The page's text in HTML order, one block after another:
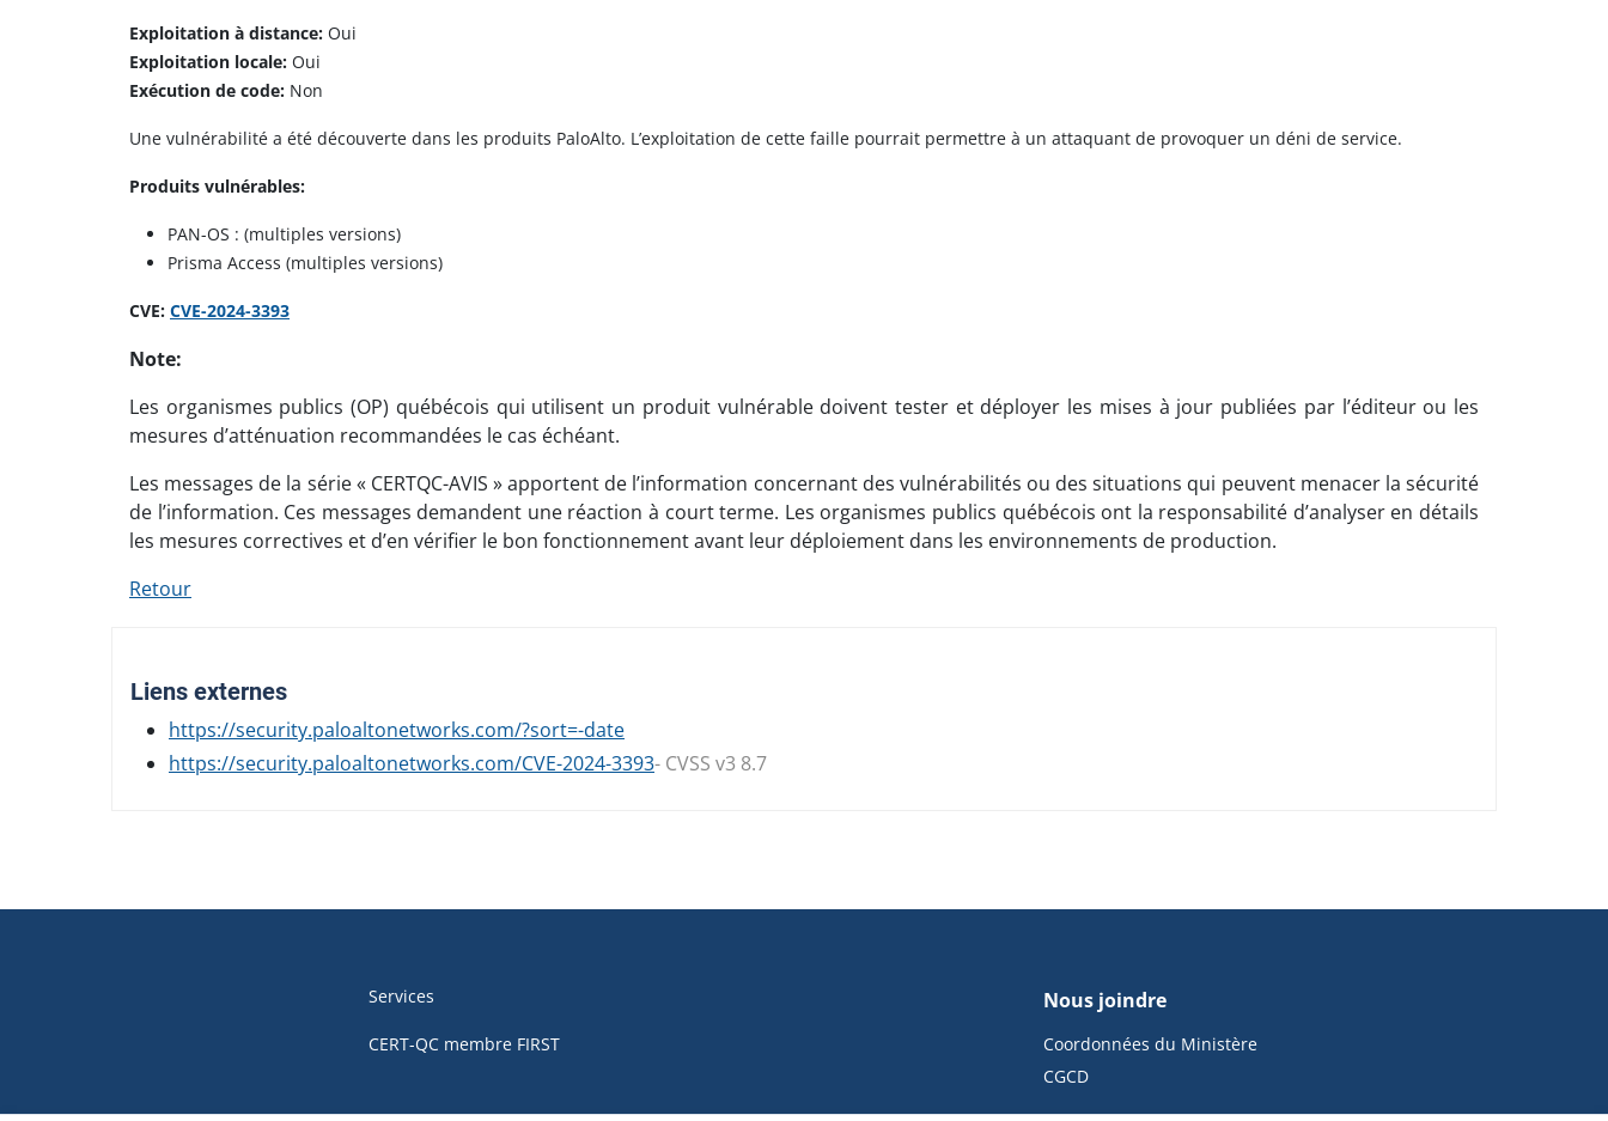
Exploitation à distance: Oui
Exploitation locale: Oui
Exécution de code: Non
Une vulnérabilité a été découverte dans les produits PaloAlto. L’exploitation de cette faille pourrait permettre à un attaquant de provoquer un déni de service.
Produits vulnérables:
PAN-OS : (multiples versions)
Prisma Access (multiples versions)
CVE: CVE-2024-3393
Note:
Les organismes publics (OP) québécois qui utilisent un produit vulnérable doivent tester et déployer les mises à jour publiées par l’éditeur ou les
mesures d’atténuation recommandées le cas échéant.
Les messages de la série « CERTQC-AVIS » apportent de l’information concernant des vulnérabilités ou des situations qui peuvent menacer la sécurité
de l’information. Ces messages demandent une réaction à court terme. Les organismes publics québécois ont la responsabilité d’analyser en détails
les mesures correctives et d’en vérifier le bon fonctionnement avant leur déploiement dans les environnements de production.
Retour
Liens externes
https://security.paloaltonetworks.com/?sort=-date
https://security.paloaltonetworks.com/CVE-2024-3393- CVSS v3 8.7
de
Services
CERT-QC membre FIRST
Nous joindre
Coordonnées du Ministère
CGCD